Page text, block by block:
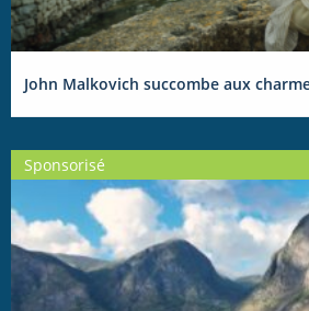
John Malkovich succombe aux
Sponsorisé